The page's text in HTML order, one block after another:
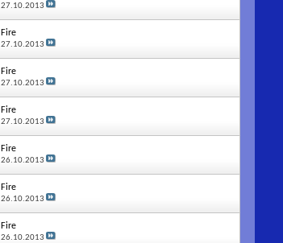
27.10.2013
Fire
27.10.2013
Fire
27.10.2013
Fire
27.10.2013
Fire
26.10.2013
Fire
26.10.2013
Fire
26.10.2013